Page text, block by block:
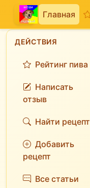
Главная
ДЕЙСТВИЯ
Рейтинг пива
Написать
отзыв
Найти рецепт
Добавить
рецепт
Все статьи